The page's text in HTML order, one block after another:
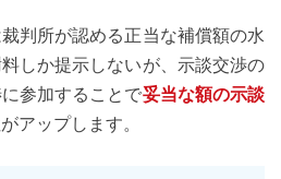
判所が認める正当な補償額の水
しか提示しないが、示談交渉の
参加することで妥当な額の示談
アップします。